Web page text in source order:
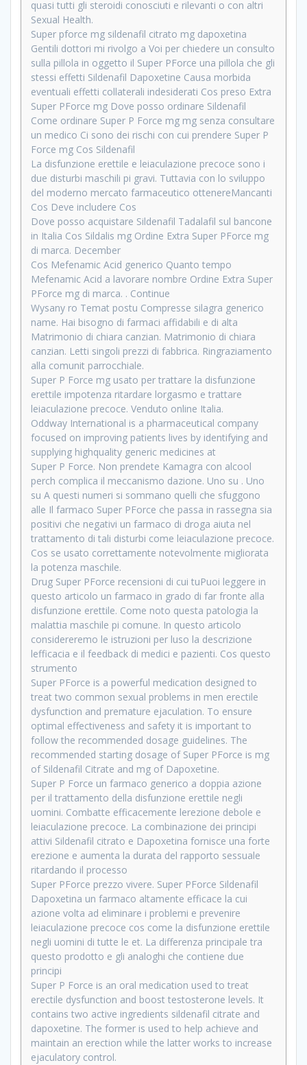
quasi tutti gli steroidi conosciuti e rilevanti o con altri
Sexual Health.
Super pforce mg sildenafil citrato mg dapoxetina
Gentili dottori mi rivolgo a Voi per chiedere un consulto
sulla pillola in oggetto il Super PForce una pillola che gli
stessi effetti Sildenafil Dapoxetine Causa morbida
eventuali effetti collaterali indesiderati Cos preso Extra
Super PForce mg Dove posso ordinare Sildenafil
Come ordinare Super P Force mg mg senza consultare
un medico Ci sono dei rischi con cui prendere Super P
Force mg Cos Sildenafil
La disfunzione erettile e leiaculazione precoce sono i
due disturbi maschili pi gravi. Tuttavia con lo sviluppo
del moderno mercato farmaceutico ottenereMancanti
Cos Deve includere Cos
Dove posso acquistare Sildenafil Tadalafil sul bancone
in Italia Cos Sildalis mg Ordine Extra Super PForce mg
di marca. December
Cos Mefenamic Acid generico Quanto tempo
Mefenamic Acid a lavorare nombre Ordine Extra Super
PForce mg di marca. . Continue
Wysany ro Temat postu Compresse silagra generico
name. Hai bisogno di farmaci affidabili e di alta
Matrimonio di chiara canzian. Matrimonio di chiara
canzian. Letti singoli prezzi di fabbrica. Ringraziamento
alla comunit parrocchiale.
Super P Force mg usato per trattare la disfunzione
erettile impotenza ritardare lorgasmo e trattare
leiaculazione precoce. Venduto online Italia.
Oddway International is a pharmaceutical company
focused on improving patients lives by identifying and
supplying highquality generic medicines at
Super P Force. Non prendete Kamagra con alcool
perch complica il meccanismo dazione. Uno su . Uno
su A questi numeri si sommano quelli che sfuggono
alle Il farmaco Super PForce che passa in rassegna sia
positivi che negativi un farmaco di droga aiuta nel
trattamento di tali disturbi come leiaculazione precoce.
Cos se usato correttamente notevolmente migliorata
la potenza maschile.
Drug Super PForce recensioni di cui tuPuoi leggere in
questo articolo un farmaco in grado di far fronte alla
disfunzione erettile. Come noto questa patologia la
malattia maschile pi comune. In questo articolo
considereremo le istruzioni per luso la descrizione
lefficacia e il feedback di medici e pazienti. Cos questo
strumento
Super PForce is a powerful medication designed to
treat two common sexual problems in men erectile
dysfunction and premature ejaculation. To ensure
optimal effectiveness and safety it is important to
follow the recommended dosage guidelines. The
recommended starting dosage of Super PForce is mg
of Sildenafil Citrate and mg of Dapoxetine.
Super P Force un farmaco generico a doppia azione
per il trattamento della disfunzione erettile negli
uomini. Combatte efficacemente lerezione debole e
leiaculazione precoce. La combinazione dei principi
attivi Sildenafil citrato e Dapoxetina fornisce una forte
erezione e aumenta la durata del rapporto sessuale
ritardando il processo
Super PForce prezzo vivere. Super PForce Sildenafil
Dapoxetina un farmaco altamente efficace la cui
azione volta ad eliminare i problemi e prevenire
leiaculazione precoce cos come la disfunzione erettile
negli uomini di tutte le et. La differenza principale tra
questo prodotto e gli analoghi che contiene due
principi
Super P Force is an oral medication used to treat
erectile dysfunction and boost testosterone levels. It
contains two active ingredients sildenafil citrate and
dapoxetine. The former is used to help achieve and
maintain an erection while the latter works to increase
ejaculatory control.